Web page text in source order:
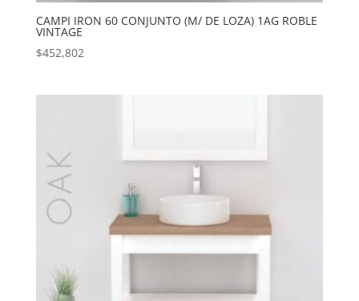
CAMPI IRON 60 CONJUNTO (M/ DE LOZA) 1AG ROBLE
VINTAGE
$452,802